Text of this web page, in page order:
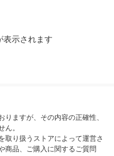
表示されます
ますが、その内容の正確性、
ん。
取り扱うストアによって運営さ
商品、ご購入に関するご質問